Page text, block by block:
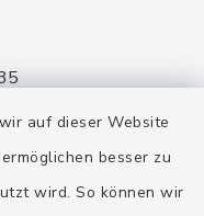
auf dieser Website
besser zu
wird. So können wir
eG